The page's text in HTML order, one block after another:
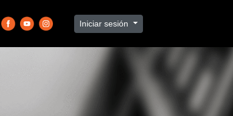
Iniciar sesión